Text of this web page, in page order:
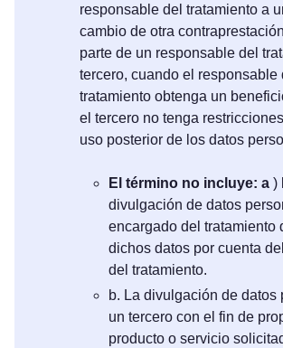
responsable del tratamiento a
cambio de otra
parte de un responsable del
tercero, cuando el responsable
tratamiento obtenga un
el tercero no tenga
uso posterior de los datos
El término no incluye: a )
divulgación de datos
encargado del tratamiento
dichos datos por cuenta
del tratamiento.
b. La divulgación de datos
un tercero con el fin de
producto o servicio